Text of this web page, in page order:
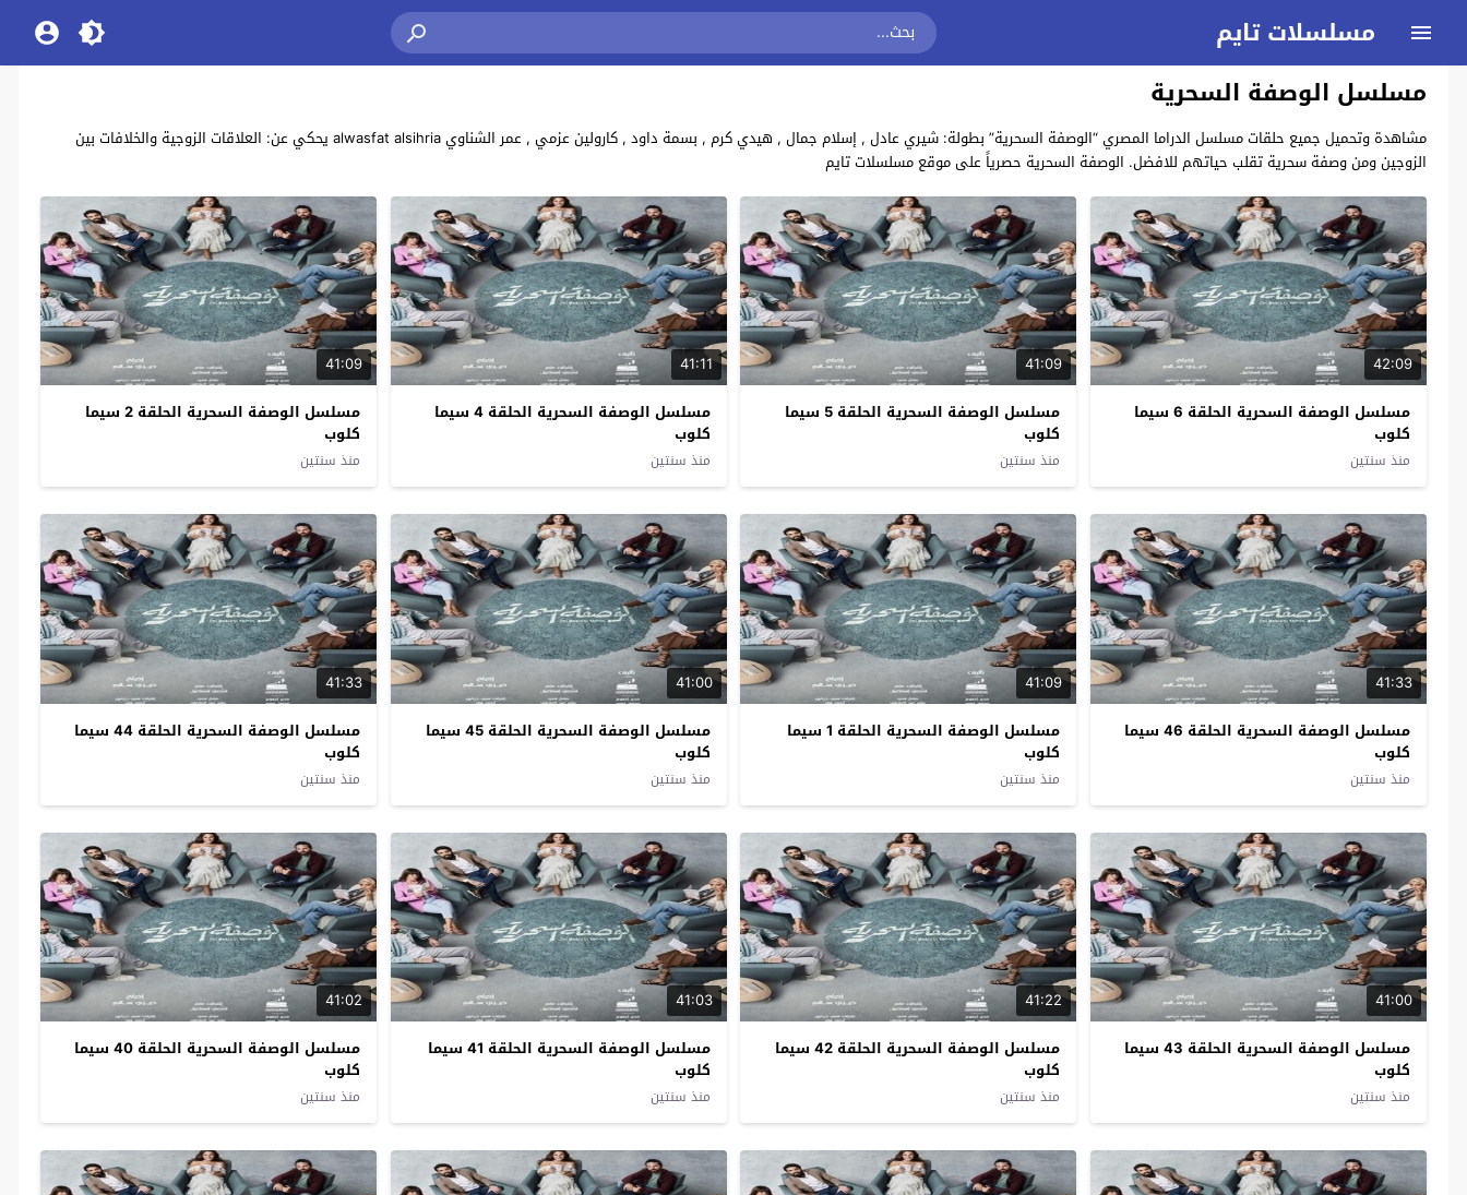
مسلسلات تايم
مسلسل الوصفة السحرية
مشاهدة وتحميل جميع حلقات مسلسل الدراما المصري “الوصفة السحرية” بطولة: شيري عادل , إسلام جمال , هيدي كرم , بسمة داود , كارولين عزمي , عمر الشناوي alwasfat alsihria يحكي عن: العلاقات الزوجية والخلافات بين
الزوجين ومن وصفة سحرية تقلب حياتهم للافضل. الوصفة السحرية حصرياً على موقع مسلسلات تايم
42:09
مسلسل الوصفة السحرية الحلقة 6 سيما
كلوب
منذ سنتين
41:09
مسلسل الوصفة السحرية الحلقة 5 سيما
كلوب
منذ سنتين
41:11
مسلسل الوصفة السحرية الحلقة 4 سيما
كلوب
منذ سنتين
41:09
مسلسل الوصفة السحرية الحلقة 2 سيما
كلوب
منذ سنتين
41:33
مسلسل الوصفة السحرية الحلقة 46 سيما
كلوب
منذ سنتين
41:09
مسلسل الوصفة السحرية الحلقة 1 سيما
كلوب
منذ سنتين
41:00
مسلسل الوصفة السحرية الحلقة 45 سيما
كلوب
منذ سنتين
41:33
مسلسل الوصفة السحرية الحلقة 44 سيما
كلوب
منذ سنتين
41:00
مسلسل الوصفة السحرية الحلقة 43 سيما
كلوب
منذ سنتين
41:22
مسلسل الوصفة السحرية الحلقة 42 سيما
كلوب
منذ سنتين
41:03
مسلسل الوصفة السحرية الحلقة 41 سيما
كلوب
منذ سنتين
41:02
مسلسل الوصفة السحرية الحلقة 40 سيما
كلوب
منذ سنتين